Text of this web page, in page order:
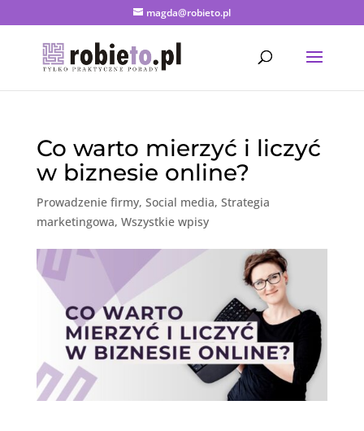
magda@robieto.pl
Co warto mierzyć i liczyć
w biznesie online?
Prowadzenie firmy, Social media, Strategia
marketingowa, Wszystkie wpisy